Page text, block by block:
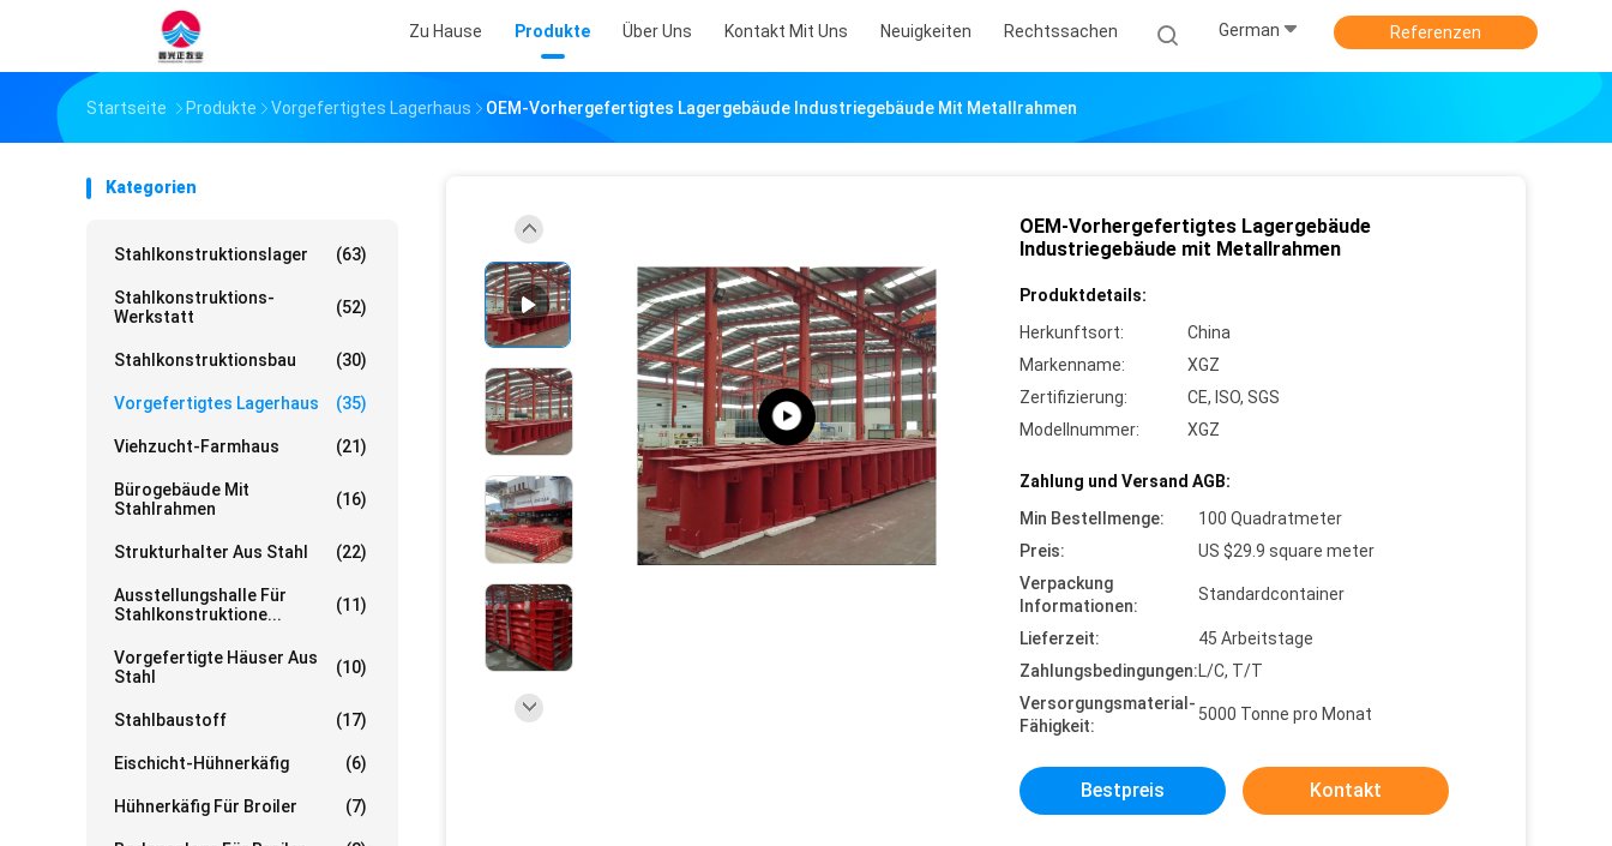
Zu Hause Produkte Über Uns Kontakt Mit Uns Neuigkeiten Rechtssachen German Referenzen
Startseite Produkte Vorgefertigtes Lagerhaus OEM-Vorhergefertigtes Lagergebäude Industriegebäude Mit Metallrahmen
Kategorien
Stahlkonstruktionslager (63)
Stahlkonstruktions-
Werkstatt
(52)
Stahlkonstruktionsbau (30)
Vorgefertigtes Lagerhaus (35)
Viehzucht-Farmhaus (21)
Bürogebäude Mit
Stahlrahmen
(16)
Strukturhalter Aus Stahl (22)
Ausstellungshalle Für
Stahlkonstruktione...
(11)
Vorgefertigte Häuser Aus
Stahl
(10)
Stahlbaustoff (17)
Eischicht-Hühnerkäfig (6)
Hühnerkäfig Für Broiler (7)
OEM-Vorhergefertigtes Lagergebäude
Industriegebäude mit Metallrahmen
Produktdetails:
Herkunftsort:
China
Markenname:
XGZ
Zertifizierung:
CE, ISO, SGS
Modellnummer:
XGZ
Zahlung und Versand AGB:
Min Bestellmenge:
100 Quadratmeter
Preis:
US $29.9 square meter
Verpackung
Informationen:
Standardcontainer
Lieferzeit:
45 Arbeitstage
Zahlungsbedingungen:L/C, T/T
Versorgungsmaterial-
Fähigkeit:
5000 Tonne pro Monat
Bestpreis Kontakt